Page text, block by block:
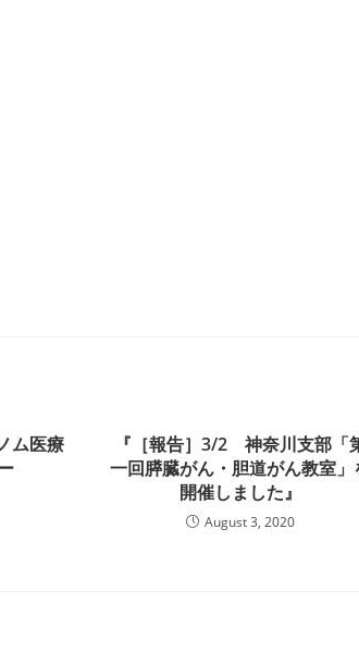
ム医療
『［報告］3/2 神奈川支部「
一回膵臓がん・胆道がん教室」
開催しました』
August 3, 2020